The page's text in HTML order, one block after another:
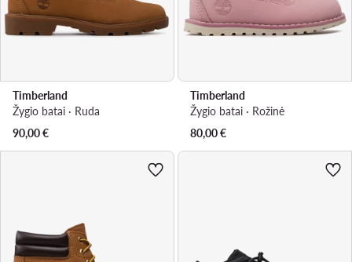
Timberland
Žygio batai · Ruda
90,00€
Timberland
Žygio batai · Rožinė
80,00€